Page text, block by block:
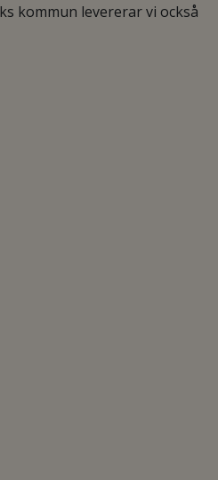
kommun levererar vi också